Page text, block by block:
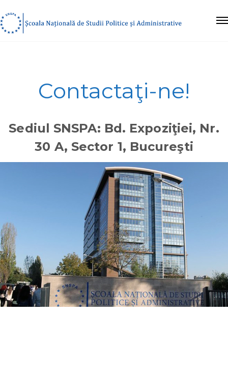
Contactaţi-ne!
Sediul SNSPA: Bd. Expoziţiei, Nr.
30 A, Sector 1, Bucureşti